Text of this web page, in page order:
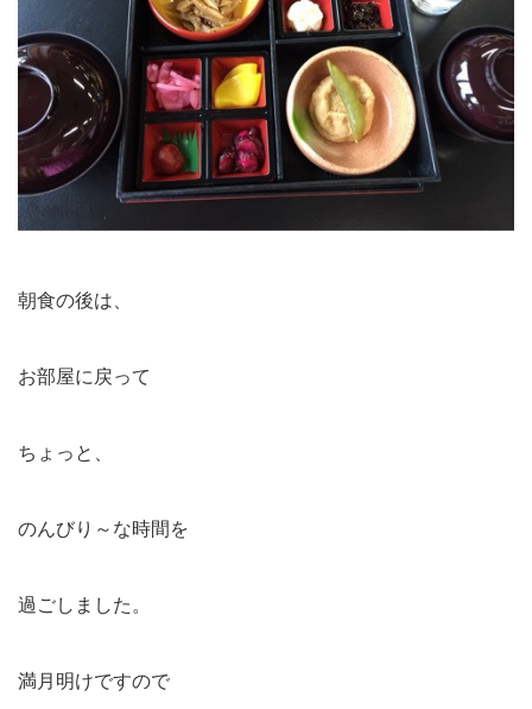
朝食の後は、
お部屋に戻って
ちょっと、
のんびり～な時間を
過ごしました。
満月明けですので